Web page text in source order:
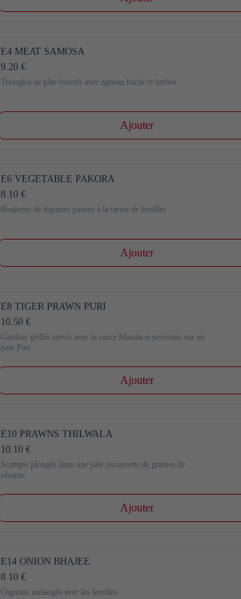
E4 MEAT SAMOSA
9.20 €
Triangles de pâte fourrés avec agneau haché et herbes
Ajouter
E6 VEGETABLE PAKORA
8.10 €
Boulettes de légumes panées à la farine de lentilles
Ajouter
E8 TIGER PRAWN PURI
10.50 €
Gambas grillés servis avec la sauce Masala et poivrons sur un
pain Puri
Ajouter
E10 PRAWNS THILWALA
10.10 €
Scampis plongés dans une pâte recouverte de graines de
sésame
Ajouter
E14 ONION BHAJEE
8.10 €
Oignons mélangés avec les lentilles